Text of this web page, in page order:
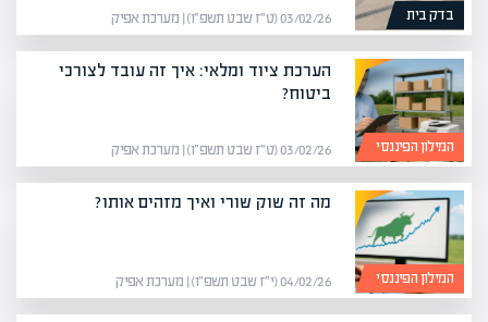
בדק בית 03/02/26 (ט״ז שבט תשפ״ו) | מערכת אפיק
המילון הפיננסי
הערכת ציוד ומלאי: איך זה עובד לצורכי
ביטוח?
03/02/26 (ט״ז שבט תשפ״ו) | מערכת אפיק
המילון הפיננסי
מה זה שוק שורי ואיך מזהים אותו?
04/02/26 (י״ז שבט תשפ״ו) | מערכת אפיק